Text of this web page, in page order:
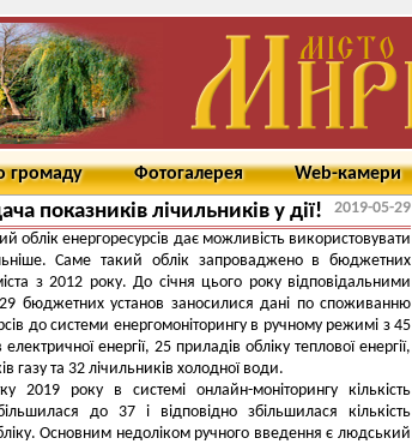
громаду Фотогалерея Web-камери
показників лічильників у дії! 2019-05-29
облік енергоресурсів дає можливість використовувати
Саме такий облік запроваджено в бюджетних
з 2012 року. До січня цього року відповідальними
бюджетних установ заносилися дані по споживанню
до системи енергомоніторингу в ручному режимі з 45
електричної енергії, 25 приладів обліку теплової енергії,
газу та 32 лічильників холодної води.
2019 року в системі онлайн-моніторингу кількість
до 37 і відповідно збільшилася кількість
Основним недоліком ручного введення є людський